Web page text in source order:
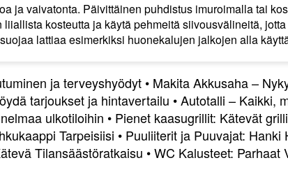
ja vaivatonta. Päivittäinen puhdistus imuroimalla tai
kosteutta ja käytä pehmeitä siivousvälineitä,
lattiaa esimerkiksi huonekalujen jalkojen alla
ja terveyshyödyt • Makita Akkusaha –
tarjoukset ja hintavertailu •Autotalli – Kaikki,
ulkotiloihin • Pienet kaasugrillit: Kätevät
Tarpeisiisi • Puuliiterit ja Puuvajat: Hanki
Tilansäästöratkaisu •WC Kalusteet: Parhaat